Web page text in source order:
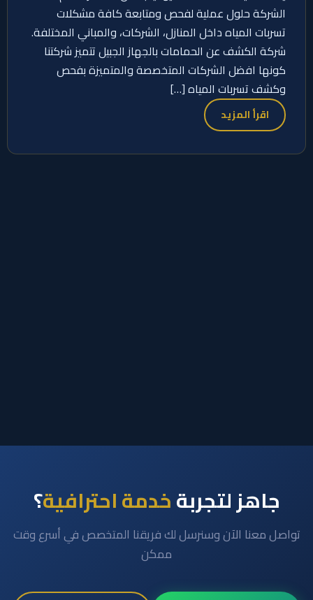
الشركة حلول عملية لفحص ومتابعة كافة مشكلات
تسربات المياه داخل المنازل، الشركات، والمباني المختلفة.
شركة الكشف عن الحمامات بالجهاز الجبيل تتميز شركتنا
كونها افضل الشركات المتخصصة والمتميزة بفحص
وكشف تسربات المياه […]
اقرأ المزيد
جاهز لتجربةخدمة احترافية؟
تواصل معنا الآن وسنرسل لك فريقنا المتخصص في أسرع وقت
ممكن